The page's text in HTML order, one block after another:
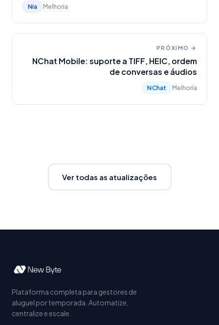
Nia Melhoria
PRÓXIMO →
NChat Mobile: suporte a TIFF, HEIC, ordem
de conversas e áudios
NChat Melhoria
Ver todas as atualizações
Plataforma completa para gestores de
aluguel por temporada. Automatize,
centralize e escale.